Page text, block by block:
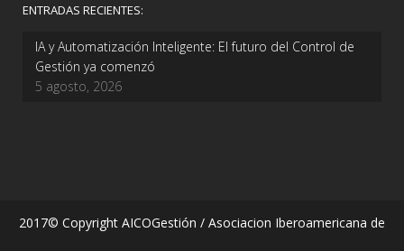
ENTRADAS RECIENTES:
IA y Automatización Inteligente: El futuro del Control de
Gestión ya comenzó
5 agosto, 2026
2017© Copyright AICOGestión / Asociacion Iberoamericana de